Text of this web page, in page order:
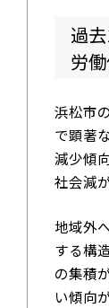
過
労
浜松市
で顕著
減少傾
社会減
地域外
する構
の集積
い傾向